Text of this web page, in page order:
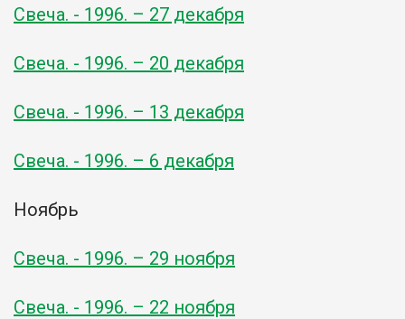
Свеча. - 1996. – 27 декабря
Свеча. - 1996. – 20 декабря
Свеча. - 1996. – 13 декабря
Свеча. - 1996. – 6 декабря
Ноябрь
Свеча. - 1996. – 29 ноября
Свеча. - 1996. – 22 ноября